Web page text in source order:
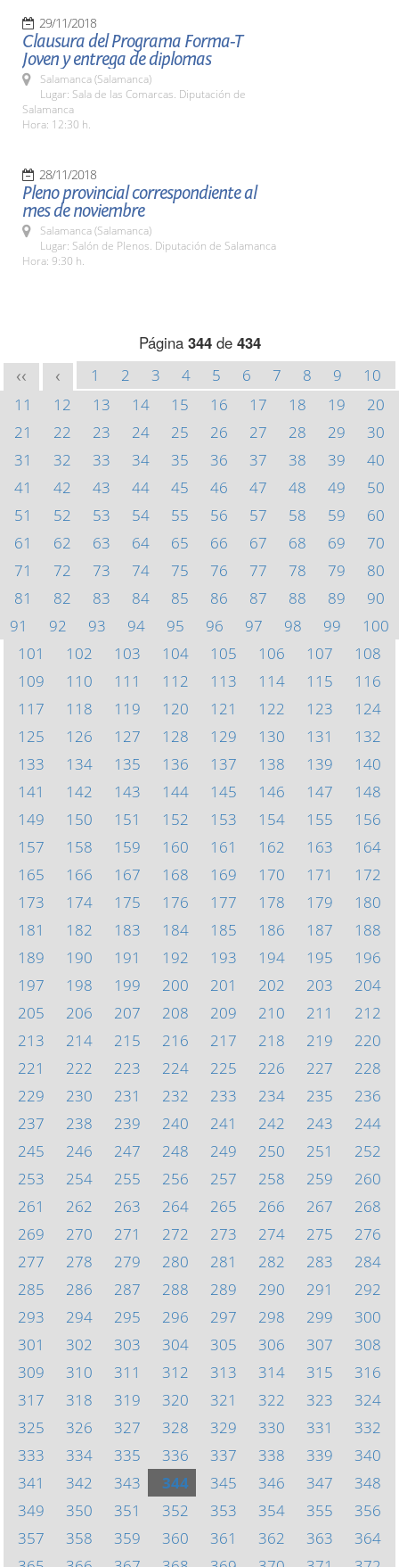
29/11/2018
Clausura del Programa Forma-T
Joven y entrega de diplomas
Salamanca (Salamanca)
Lugar: Sala de las Comarcas. Diputación de
Salamanca
Hora: 12:30 h.
28/11/2018
Pleno provincial correspondiente al
mes de noviembre
Salamanca (Salamanca)
Lugar: Salón de Plenos. Diputación de Salamanca
Hora: 9:30 h.
Página 344de 434
<< < 1 2 3 4 5 6 7 8 9
10
11
12 13 14 15 16 17 18 19
20
21
22 23 24 25 26 27 28 29
30
31
32 33 34 35 36 37 38 39
40
41
42 43 44 45 46 47 48 49
50
51
52 53 54 55 56 57 58 59
60
61
62 63 64 65 66 67 68 69
70
71
72 73 74 75 76 77 78 79
80
81
82 83 84 85 86 87 88 89
90
91
92 93 94 95 96 97 98 99
100
101
102 103 104 105 106 107
108
109
110 111 112 113 114 115
116
117
118 119 120 121 122 123
124
125
126 127 128 129 130 131
132
133
134 135 136 137 138 139
140
141
142 143 144 145 146 147
148
149
150 151 152 153 154 155
156
157
158 159 160 161 162 163
164
165
166 167 168 169 170 171
172
173
174 175 176 177 178 179
180
181
182 183 184 185 186 187
188
189
190 191 192 193 194 195
196
197
198 199 200 201 202 203
204
205
206 207 208 209 210 211
212
213
214 215 216 217 218 219
220
221
222 223 224 225 226 227
228
229
230 231 232 233 234 235
236
237
238 239 240 241 242 243
244
245
246 247 248 249 250 251
252
253
254 255 256 257 258 259
260
261
262 263 264 265 266 267
268
269
270 271 272 273 274 275
276
277
278 279 280 281 282 283
284
285
286 287 288 289 290 291
292
293
294 295 296 297 298 299
300
301
302 303 304 305 306 307
308
309
310 311 312 313 314 315
316
317
318 319 320 321 322 323
324
325
326 327 328 329 330 331
332
333
334 335 336 337 338 339
340
341
342 343 344 345 346 347
348
349
350 351 352 353 354 355
356
357
358 359 360 361 362 363
364